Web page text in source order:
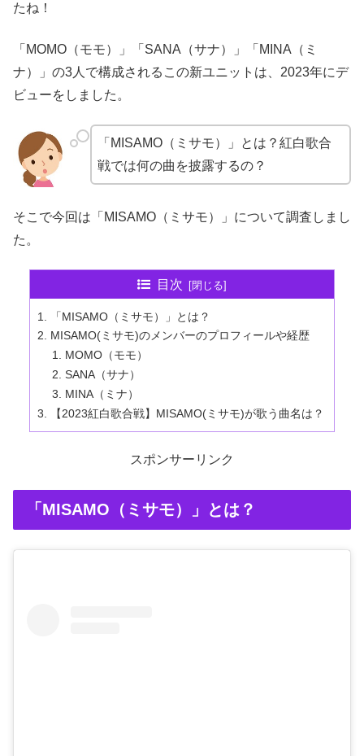
たね！
「MOMO（モモ）」「SANA（サナ）」「MINA（ミ
ナ）」の3人で構成されるこの新ユニットは、2023年にデ
ビューをしました。
「MISAMO（ミサモ）」とは？紅白歌合
戦では何の曲を披露するの？
そこで今回は「MISAMO（ミサモ）」について調査しまし
た。
目次
「MISAMO（ミサモ）」とは？
MISAMO(ミサモ)のメンバーのプロフィールや経歴
MOMO（モモ）
SANA（サナ）
MINA（ミナ）
【2023紅白歌合戦】MISAMO(ミサモ)が歌う曲名は？
スポンサーリンク
「MISAMO（ミサモ）」とは？